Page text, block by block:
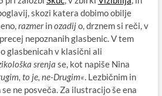
skozi katera dobimo obilje
razmerinozadijo, drznem si reči, v
nepoznanih glasbenic. V tem
glasbenicah v klasični ali
srenja se, kot napiše Nina
to je, ne-Drugim«. Lezbičnim in
ne posveča. Za ilustracijo še ena